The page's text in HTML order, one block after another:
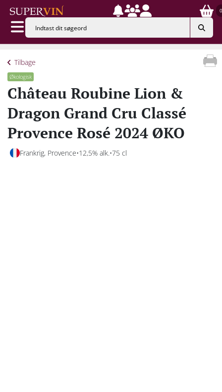
0
Tilbage
Økologisk
Château Roubine Lion &
Dragon Grand Cru Classé
Provence Rosé 2024 ØKO
Frankrig, Provence 12,5% alk. 75 cl